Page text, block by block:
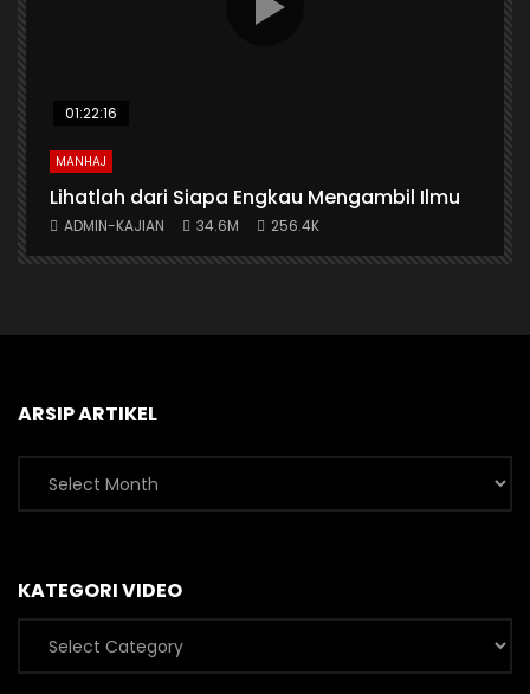
01:22:16
MANHAJ
Lihatlah dari Siapa Engkau Mengambil Ilmu
ADMIN-KAJIAN 34.6M 256.4K
ARSIP ARTIKEL
Arsip
Artikel
KATEGORI VIDEO
Kategori
Video